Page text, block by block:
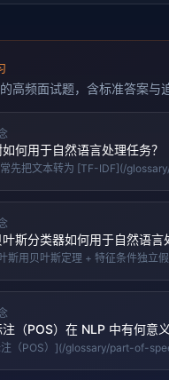
高频面试题，含标准答案与
何用于自然语言处理任务？
先把文本转为 [TF-IDF](/
斯分类器如何用于自然语言
斯用贝叶斯定理 + 特征条件独立
（POS）在 NLP 中有何意义
（POS）](/glossary/part-of-